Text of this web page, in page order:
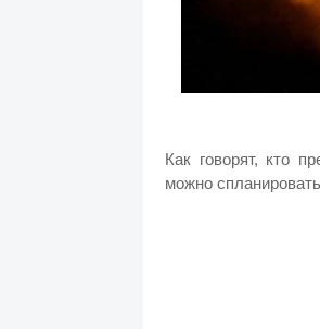
Как говорят, кто
можно